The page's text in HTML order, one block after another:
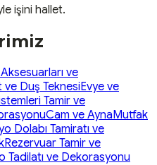
işini hallet.
ve
ve Duş TeknesiEvye ve
Tamir ve
Cam ve AynaMutfak
Dolabı Tamiratı ve
Rezervuar Tamir ve
Tadilatı ve Dekorasyonu